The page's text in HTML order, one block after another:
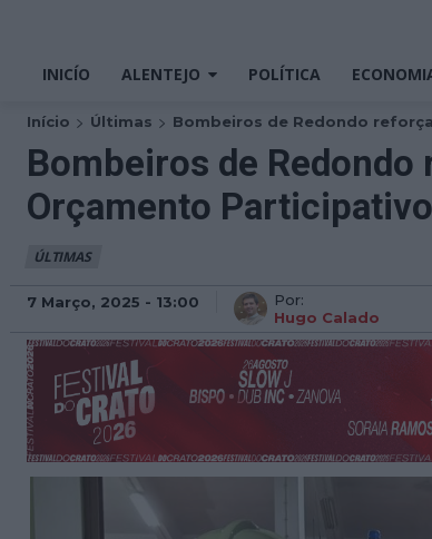
INICÍO ALENTEJO POLÍTICA
Início Últimas Bombeiros de Redondo
Bombeiros de
Orçamento Participativo
ÚLTIMAS
7 Março, 2025 - 13:00
Por:
Hugo Calado